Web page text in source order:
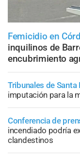
Femicidio en
inquilinos de
encubrimiento
Tribunales de Santa
imputación para la
Conferencia de
incendiado podría
clandestinos